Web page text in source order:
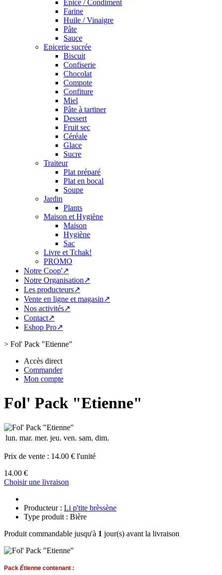
Épice / Condiment
Farine
Huile / Vinaigre
Pâte
Sauce
Epicerie sucrée
Biscuit
Confiserie
Chocolat
Compote
Confiture
Miel
Pâte à tartiner
Dessert
Fruit sec
Céréale
Glace
Sucre
Traiteur
Plat préparé
Plat en bocal
Soupe
Jardin
Plants
Maison et Hygiène
Maison
Hygiène
Sac
Livre et Tchak!
PROMO
Notre Coop'↗
Notre Organisation↗
Les producteurs↗
Vente en ligne et magasin↗
Nos activités↗
Contact↗
Eshop Pro↗
> Fol' Pack "Etienne"
Accès direct
Commander
Mon compte
Fol' Pack "Etienne"
lun. mar. mer. jeu. ven. sam. dim.
Prix de vente : 14.00 € l'unité
14.00 €
Choisir une livraison
Producteur : Li p'tite brèssène
Type produit : Bière
Produit commandable jusqu'à 1 jour(s) avant la livraison
Pack Étienne contenant :